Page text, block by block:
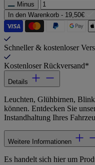
Minus
In den Warenkorb - 19,50€
Schneller & kostenloser
Kostenloser Rückversand*
Details
Leuchten, Glühbirnen,
können. Entdecken Sie
Instandhaltung Ihres
Weitere Informationen
Es handelt sich hier um